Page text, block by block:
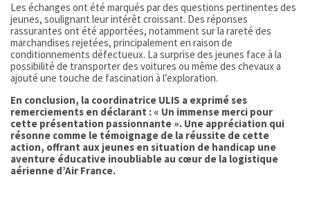
Les échanges ont été marqués par des questions pertinentes des
jeunes, soulignant leur intérêt croissant. Des réponses
rassurantes ont été apportées, notamment sur la rareté des
marchandises rejetées, principalement en raison de
conditionnements défectueux. La surprise des jeunes face à la
possibilité de transporter des voitures ou même des chevaux a
ajouté une touche de fascination à l’exploration.
En conclusion, la coordinatrice ULIS a exprimé ses
remerciements en déclarant : « Un immense merci pour
cette présentation passionnante ». Une appréciation qui
résonne comme le témoignage de la réussite de cette
action, offrant aux jeunes en situation de handicap une
aventure éducative inoubliable au cœur de la logistique
aérienne d’Air France.